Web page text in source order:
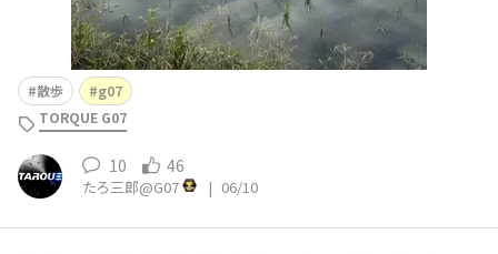
散歩
g07
TORQUE G07
10 46
たろ三郎@G07 | 06/10